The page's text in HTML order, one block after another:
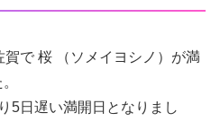
で 桜 （ソメイヨシノ）が満
5日遅い満開日となりまし